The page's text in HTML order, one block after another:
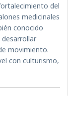
del
medicinales
conocido
movimiento.
con culturismo,